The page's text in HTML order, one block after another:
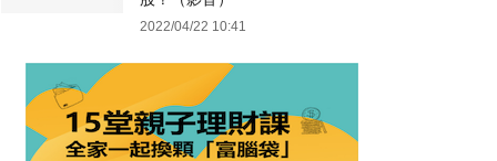
2022/04/22 10:41